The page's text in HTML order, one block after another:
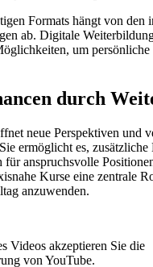
Formats hängt von den
ab. Digitale
um
durch
neue Perspektiven und
ermöglicht es, zusätzliche
für anspruchsvolle
Kurse eine zentrale
anzuwenden.
Videos akzeptieren Sie die
von YouTube.